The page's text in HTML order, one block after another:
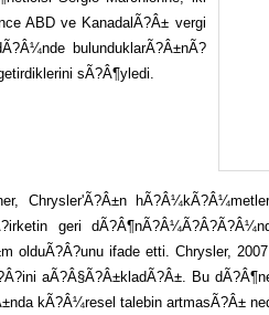
ABD ve KanadalÃ?Â± vergi
bulunduklarÃ?Â±nÃ?
sÃ?Â¶yledi.
Chrysler'Ã?Â±n
geri
olduÃ?Â?unu ifade etti. Chrysler,
aÃ?Â§Ã?Â±kladÃ?Â±. Bu
kÃ?Â¼resel talebin artmasÃ?Â±